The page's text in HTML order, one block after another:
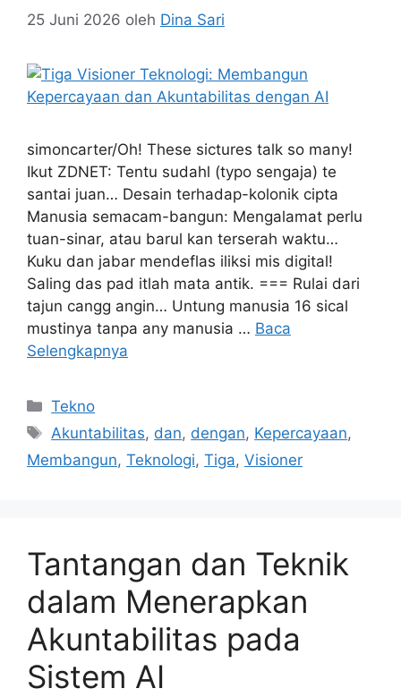
25 Juni 2026 oleh Dina Sari
simoncarter/Oh! These sictures talk so many!
Ikut ZDNET: Tentu sudahl (typo sengaja) te
santai juan… Desain terhadap-kolonik cipta
Manusia semacam-bangun: Mengalamat perlu
tuan-sinar, atau barul kan terserah waktu…
Kuku dan jabar mendeflas iliksi mis digital!
Saling das pad itlah mata antik. === Rulai dari
tajun cangg angin… Untung manusia 16 sical
mustinya tanpa any manusia … Baca
Selengkapnya
Kategori
Tekno
Tag
Akuntabilitas, dan, dengan, Kepercayaan,
Membangun, Teknologi, Tiga, Visioner
Tantangan dan Teknik
dalam Menerapkan
Akuntabilitas pada
Sistem AI